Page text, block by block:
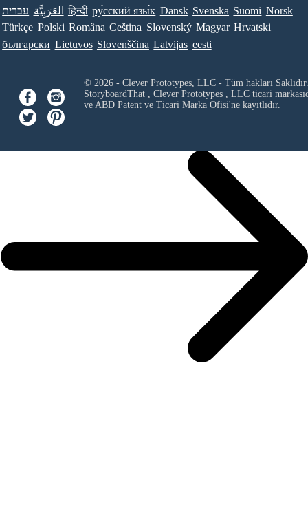
עברית العَرَبِيَّة हिन्दी ру́сский язы́к Dansk Svenska Suomi Norsk
Türkçe Polski Româna Ceština Slovenský Magyar Hrvatski
български Lietuvos Slovenščina Latvijas eesti
© 2026 - Clever Prototypes, LLC - Tüm hakları Saklıdır.
StoryboardThat , Clever Prototypes , LLCticari
ve ABD Patent ve Ticari Marka Ofisi'ne kayıtlıdır.